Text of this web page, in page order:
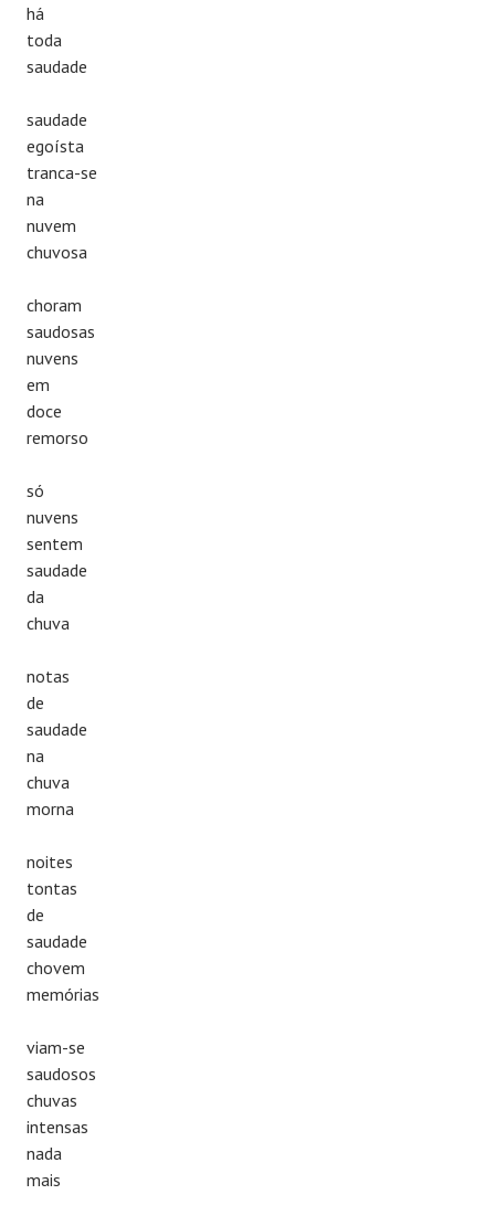
há
toda
saudade
saudade
egoísta
tranca-se
na
nuvem
chuvosa
choram
saudosas
nuvens
em
doce
remorso
só
nuvens
sentem
saudade
da
chuva
notas
de
saudade
na
chuva
morna
noites
tontas
de
saudade
chovem
memórias
viam-se
saudosos
chuvas
intensas
nada
mais